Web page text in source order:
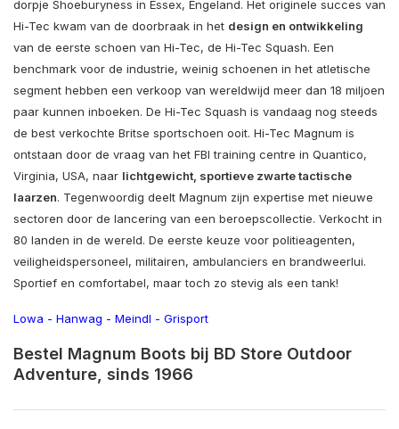
dorpje Shoeburyness in Essex, Engeland. Het originele succes van
Hi-Tec kwam van de doorbraak in het design en ontwikkeling
van de eerste schoen van Hi-Tec, de Hi-Tec Squash. Een
benchmark voor de industrie, weinig schoenen in het atletische
segment hebben een verkoop van wereldwijd meer dan 18 miljoen
paar kunnen inboeken. De Hi-Tec Squash is vandaag nog steeds
de best verkochte Britse sportschoen ooit. Hi-Tec Magnum is
ontstaan door de vraag van het FBI training centre in Quantico,
Virginia, USA, naar lichtgewicht, sportieve zwarte tactische
laarzen. Tegenwoordig deelt Magnum zijn expertise met nieuwe
sectoren door de lancering van een beroepscollectie. Verkocht in
80 landen in de wereld. De eerste keuze voor politieagenten,
veiligheidspersoneel, militairen, ambulanciers en brandweerlui.
Sportief en comfortabel, maar toch zo stevig als een tank!
Lowa - Hanwag - Meindl - Grisport
Bestel Magnum Boots bij BD Store Outdoor
Adventure, sinds 1966